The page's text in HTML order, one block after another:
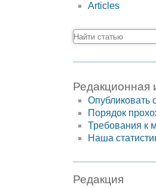
Articles
Опубликовать
Порядок
Требования к
Наша
Редакция